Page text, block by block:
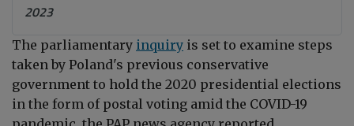
2023
The parliamentary inquiry is set to examine steps
taken by Poland's previous conservative
government to hold the 2020 presidential elections
in the form of postal voting amid the COVID-19